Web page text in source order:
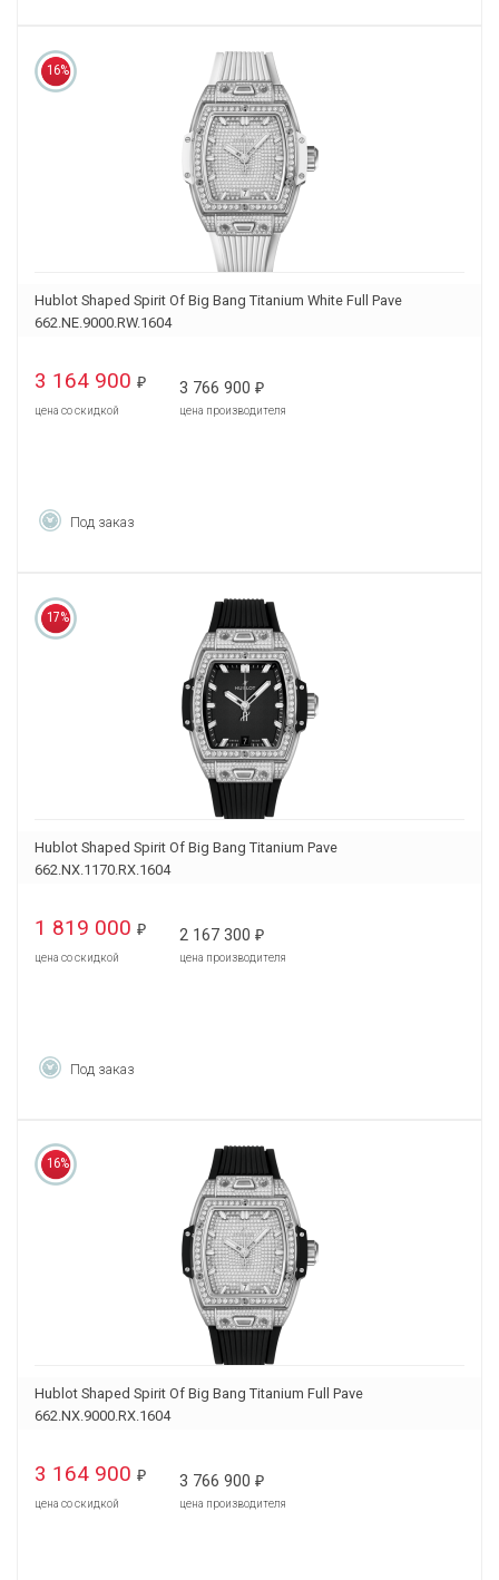
16%
Hublot Shaped Spirit Of Big Bang Titanium White Full Pave
662.NE.9000.RW.1604
3 164 900 ₽
цена со скидкой
3 766 900 ₽
цена производителя
Под заказ
17%
Hublot Shaped Spirit Of Big Bang Titanium Pave
662.NX.1170.RX.1604
1 819 000 ₽
цена со скидкой
2 167 300 ₽
цена производителя
Под заказ
16%
Hublot Shaped Spirit Of Big Bang Titanium Full Pave
662.NX.9000.RX.1604
3 164 900 ₽
цена со скидкой
3 766 900 ₽
цена производителя